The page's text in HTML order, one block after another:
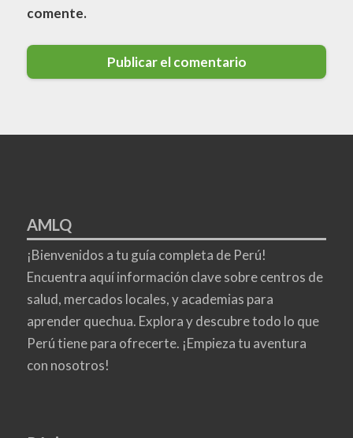
comente.
AMLQ
¡Bienvenidos a tu guía completa de Perú!
Encuentra aquí información clave sobre centros de
salud, mercados locales, y academias para
aprender quechua. Explora y descubre todo lo que
Perú tiene para ofrecerte. ¡Empieza tu aventura
con nosotros!